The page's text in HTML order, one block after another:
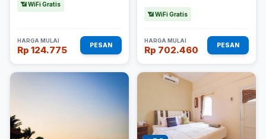
📶 WiFi Gratis
HARGA MULAI
Rp 124.775 PESAN
📶 WiFi Gratis
HARGA MULAI
Rp 702.460 PESAN